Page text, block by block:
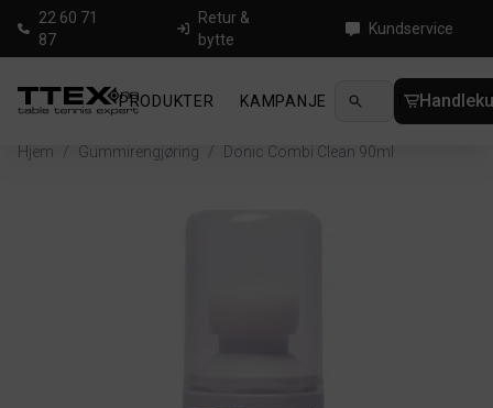
22 60 71
87
Retur &
bytte
Kundservice
PRODUKTER KAMPANJE NYHETER
Hjem / Gummirengjøring / Donic Combi Clean 90ml